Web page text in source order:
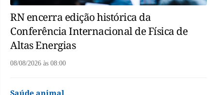
RN encerra edição histórica da
Conferência Internacional de Física de
Altas Energias
08/08/2026 às 08:00
Saúde animal